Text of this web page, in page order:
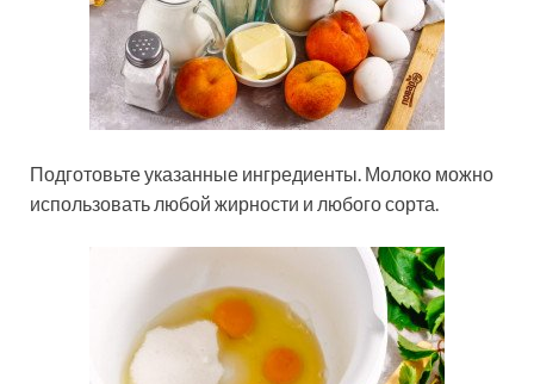
Подготовьте указанные ингредиенты. Молоко можно
использовать любой жирности и любого сорта.